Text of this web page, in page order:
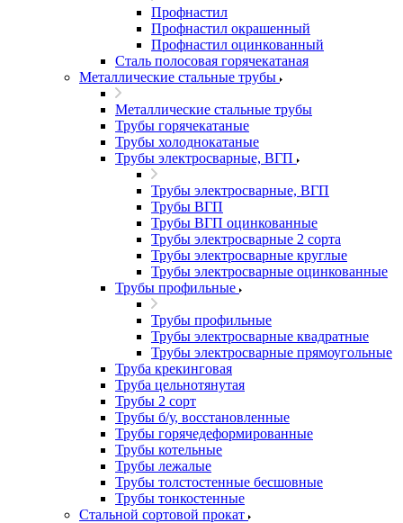
Профнастил
Профнастил окрашенный
Профнастил оцинкованный
Сталь полосовая горячекатаная
Металлические стальные трубы
Металлические стальные трубы
Трубы горячекатаные
Трубы холоднокатаные
Трубы электросварные, ВГП
Трубы электросварные, ВГП
Трубы ВГП
Трубы ВГП оцинкованные
Трубы электросварные 2 сорта
Трубы электросварные круглые
Трубы электросварные оцинкованные
Трубы профильные
Трубы профильные
Трубы электросварные квадратные
Трубы электросварные прямоугольные
Труба крекинговая
Труба цельнотянутая
Трубы 2 сорт
Трубы б/у, восстановленные
Трубы горячедеформированные
Трубы котельные
Трубы лежалые
Трубы толстостенные бесшовные
Трубы тонкостенные
Стальной сортовой прокат